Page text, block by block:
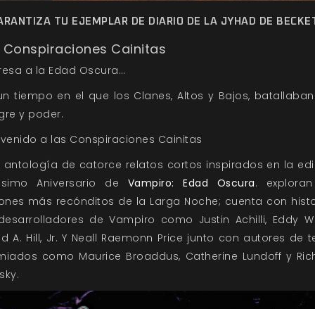
TU EJEMPLAR DE DIARIO DE LA JYHAD DE
Conspiraciones Cainitas
a la Edad Oscura…
tiempo en el que los Clanes, Altos y Bajos,
y poder.
a las Conspiraciones Cainitas
antología de catorce relatos cortos inspirados en la
Aniversario de Vampiro: Edad Oscura.
más recónditos de la Larga Noche; cuenta con
de Vampiro como Justin Achilli, Eddy
A. Hill, Jr. Y Neall Raemonn Price junto con autores de
como Maurice Broaddus, Catherine Lundoff y